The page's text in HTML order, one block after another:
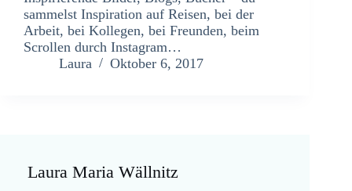
sammelst Inspiration auf Reisen, bei der
Arbeit, bei Kollegen, bei Freunden, beim
Scrollen durch Instagram…
Laura
Oktober 6, 2017
Laura Maria Wällnitz